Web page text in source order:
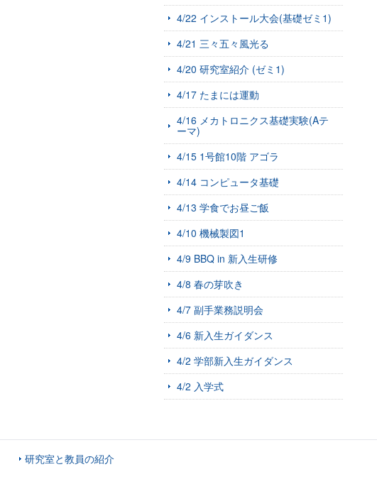
4/22 インストール大会(基礎ゼミ1)
4/21 三々五々風光る
4/20 研究室紹介 (ゼミ1)
4/17 たまには運動
4/16 メカトロニクス基礎実験(Aテ
ーマ)
4/15 1号館10階 アゴラ
4/14 コンピュータ基礎
4/13 学食でお昼ご飯
4/10 機械製図1
4/9 BBQ in 新入生研修
4/8 春の芽吹き
4/7 副手業務説明会
4/6 新入生ガイダンス
4/2 学部新入生ガイダンス
4/2 入学式
研究室と教員の紹介